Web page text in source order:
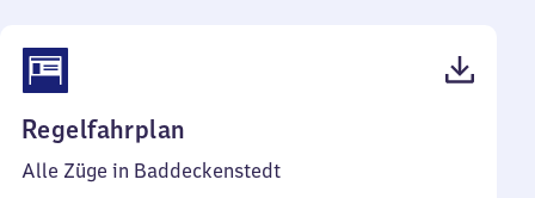
Regelfahrplan
39
Alle Züge in Baddeckenstedt